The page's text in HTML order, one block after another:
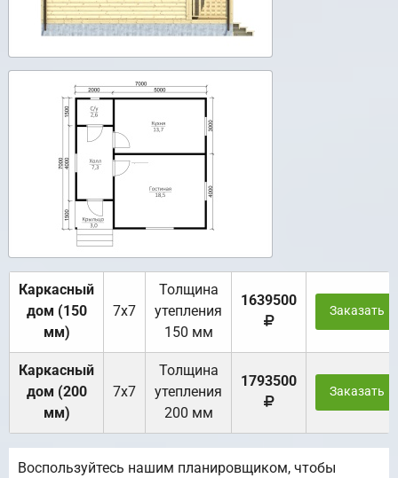
Каркасный
дом (150
мм)
7х7
Толщина
утепления
150 мм
1639500
Заказать
Каркасный
дом (200
мм)
7х7
Толщина
утепления
200 мм
1793500
Заказать
Воспользуйтесь нашим планировщиком, чтобы